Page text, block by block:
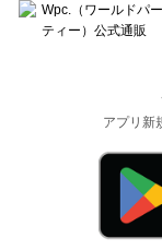
アプリ新